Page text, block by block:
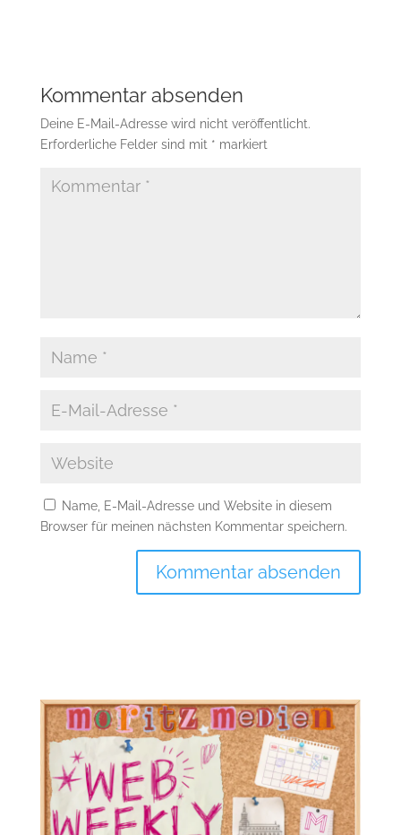
Kommentar absenden
Deine E-Mail-Adresse wird nicht veröffentlicht.
Erforderliche Felder sind mit * markiert
Name, E-Mail-Adresse und Website in diesem
Browser für meinen nächsten Kommentar speichern.